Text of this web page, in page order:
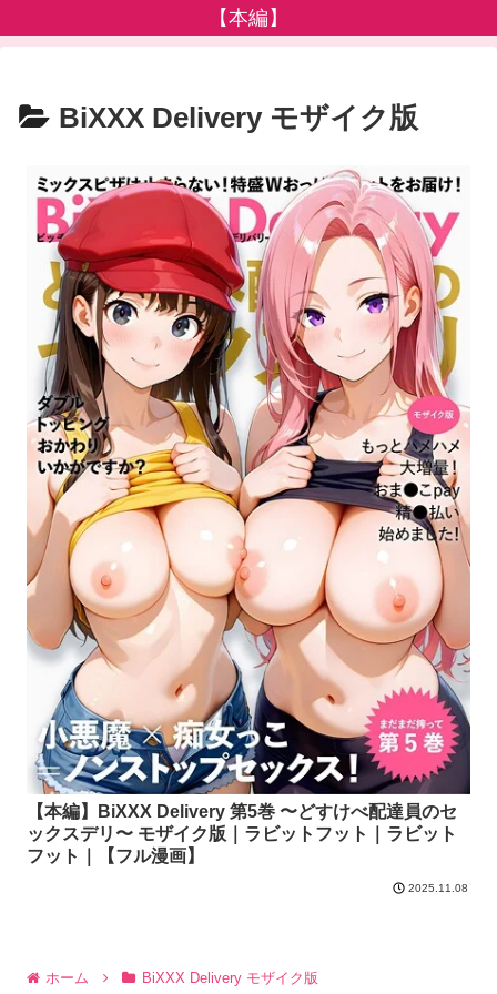
【本編】
BiXXX Delivery モザイク版
【本編】BiXXX Delivery 第5巻 〜どすけべ配達員のセ
ックスデリ〜 モザイク版｜ラビットフット｜ラビット
フット｜【フル漫画】
2025.11.08
ホーム BiXXX Delivery モザイク版